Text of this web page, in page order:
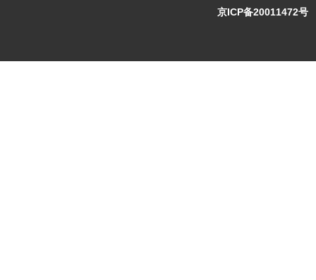
京ICP备20011472号